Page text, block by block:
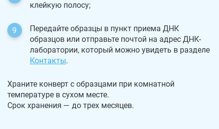
клейкую полосу;
Передайте образцы в пункт приема ДНК
образцов или отправьте почтой на адрес ДНК-
лаборатории, который можно увидеть в разделе
Контакты.
Храните конверт с образцами при комнатной
температуре в сухом месте.
Срок хранения — до трех месяцев.